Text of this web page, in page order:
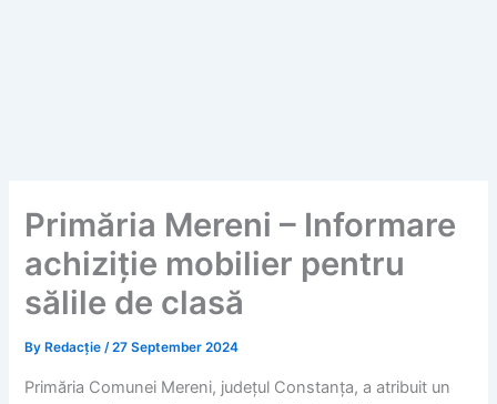
Primăria Mereni – Informare
achiziție mobilier pentru
sălile de clasă
By Redacție/27 September 2024
Primăria Comunei Mereni, județul Constanța, a atribuit un